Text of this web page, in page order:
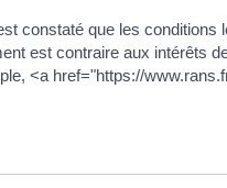
constaté que les
est contraire aux intérêts
<a href="https://